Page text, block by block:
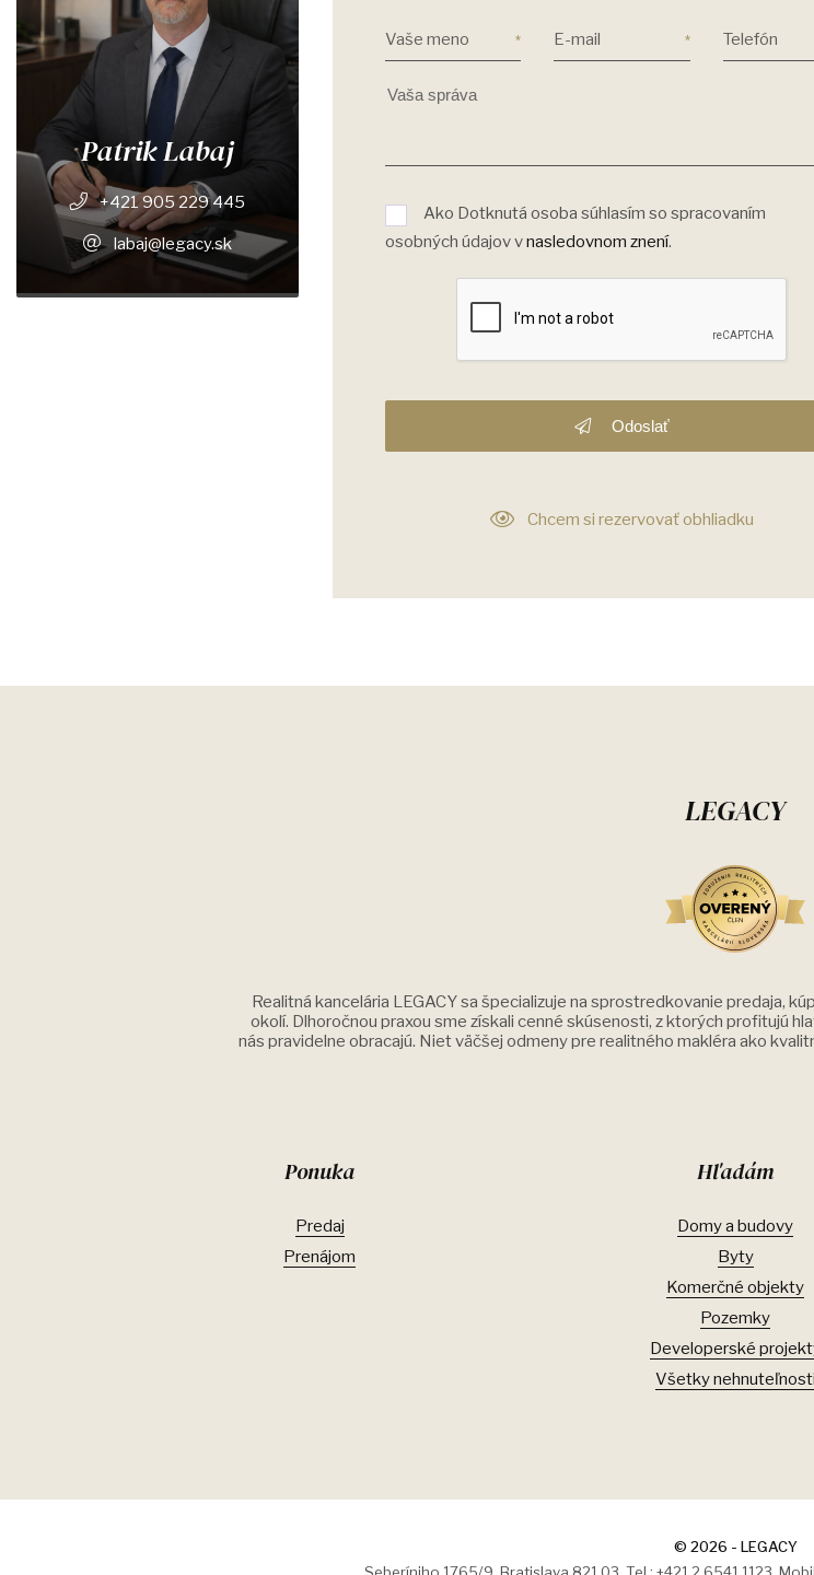
Patrik Labaj
+421 905 229 445
labaj@legacy.sk
Vaše meno E-mail Telefón
Ako Dotknutá osoba súhlasím so spracovaním
osobných údajov vnasledovnom znení.
Odoslať
Chcem si rezervovať obhliadku
LEGACY
Realitná kancelária LEGACY sa špecializuje na sprostredkovanie predaja,
okolí. Dlhoročnou praxou sme získali cenné skúsenosti, z ktorých profitujú
nás pravidelne obracajú. Niet väčšej odmeny pre realitného makléra ako
Ponuka
Predaj
Prenájom
Hľadám
Domy a budovy
Byty
Komerčné objekty
Pozemky
Developerské
Všetky nehnuteľnosti
© 2026 - LEGACY
Seberíniho 1765/9, Bratislava 821 03, Tel.: +421 2 6541 1123,